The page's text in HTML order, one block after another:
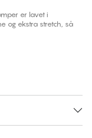
er lavet i
og ekstra stretch, så